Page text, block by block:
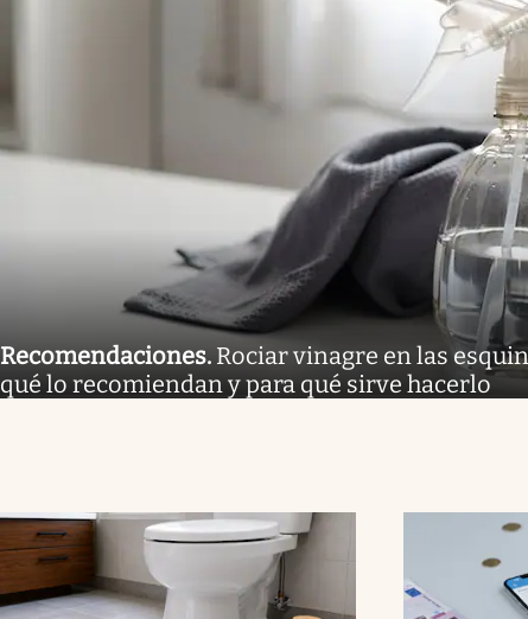
Recomendaciones. Rociar vinagre en las
qué lo recomiendan y para qué sirve hacerlo